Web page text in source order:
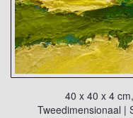
40 x 40 x 4
Tweedimensionaal |